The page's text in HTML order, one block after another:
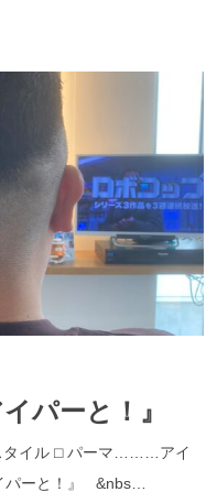
パーと！』
イル ⬜︎ パーマ………アイ
ーと！』 &nbs…